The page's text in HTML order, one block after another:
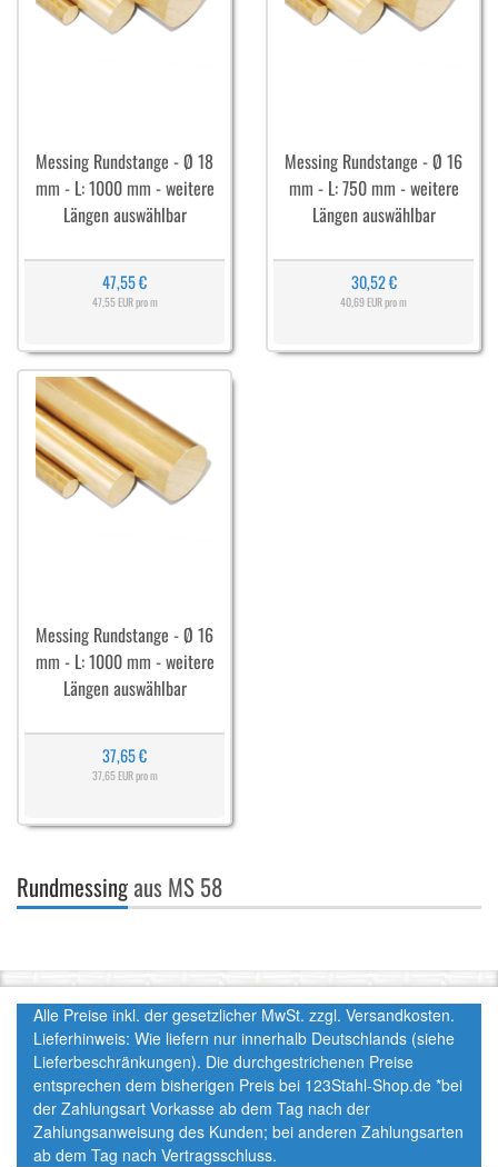
Messing Rundstange - Ø 18
mm - L: 1000 mm - weitere
Längen auswählbar
47,55 €
47,55 EUR pro m
Messing Rundstange - Ø 16
mm - L: 750 mm - weitere
Längen auswählbar
30,52 €
40,69 EUR pro m
Messing Rundstange - Ø 16
mm - L: 1000 mm - weitere
Längen auswählbar
37,65 €
37,65 EUR pro m
Rundmessingaus MS 58
Alle Preise inkl. der gesetzlicher MwSt. zzgl. Versandkosten.
Lieferhinweis: Wie liefern nur innerhalb Deutschlands (siehe
Lieferbeschränkungen). Die durchgestrichenen Preise
entsprechen dem bisherigen Preis bei 123Stahl-Shop.de *bei
der Zahlungsart Vorkasse ab dem Tag nach der
Zahlungsanweisung des Kunden; bei anderen Zahlungsarten
ab dem Tag nach Vertragsschluss.